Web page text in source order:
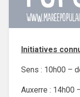
Initiatives
Sens : 10h00 –
Auxerre : 14h00